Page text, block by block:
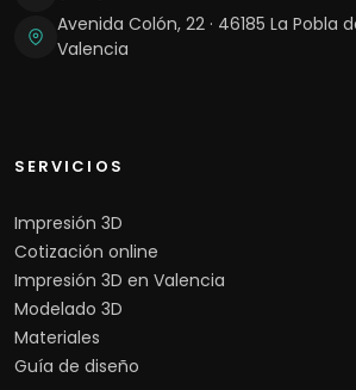
Avenida Colón, 22 · 46185 La Pobla
Valencia
SERVICIOS
Impresión 3D
Cotización online
Impresión 3D en Valencia
Modelado 3D
Materiales
Guía de diseño